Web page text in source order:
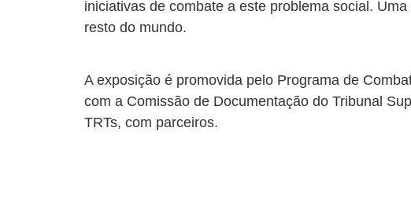
iniciativas de combate a este problema social.
resto do mundo.
A exposição é promovida pelo Programa de
com a Comissão de Documentação do Tribunal
TRTs, com parceiros.